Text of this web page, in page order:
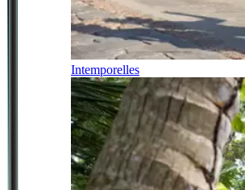
Intemporelles